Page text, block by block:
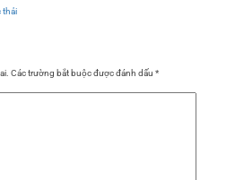
thải
Các trường bắt buộc được đánh dấu *